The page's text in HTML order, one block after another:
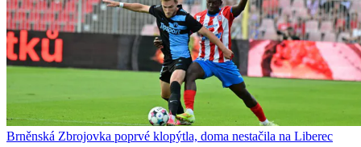
Brněnská Zbrojovka poprvé klopýtla, doma nestačila na Liberec